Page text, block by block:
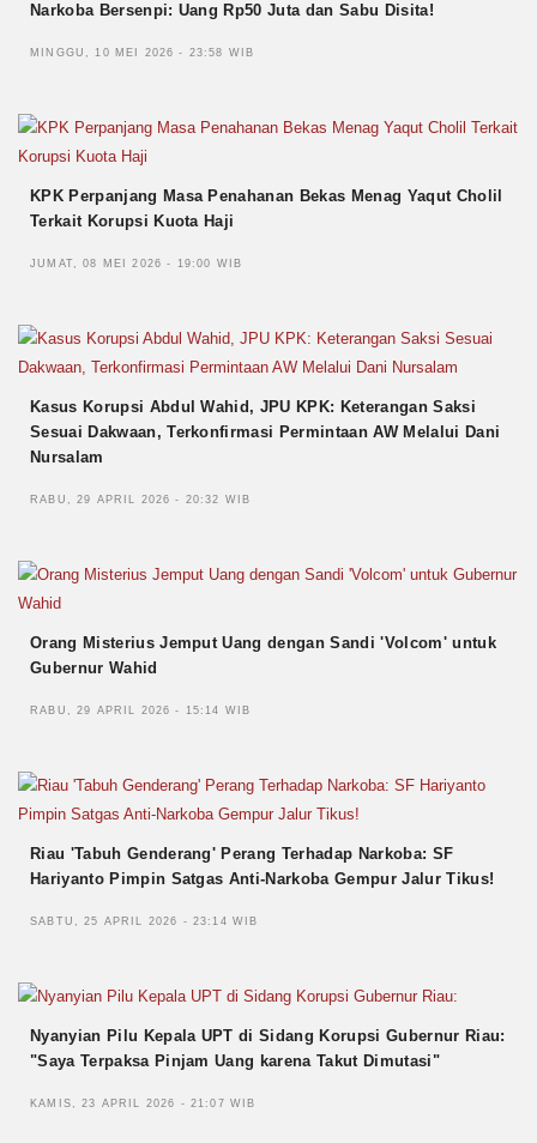
Narkoba Bersenpi: Uang Rp50 Juta dan Sabu Disita!
MINGGU, 10 MEI 2026 - 23:58 WIB
KPK Perpanjang Masa Penahanan Bekas Menag Yaqut Cholil
Terkait Korupsi Kuota Haji
JUMAT, 08 MEI 2026 - 19:00 WIB
Kasus Korupsi Abdul Wahid, JPU KPK: Keterangan Saksi
Sesuai Dakwaan, Terkonfirmasi Permintaan AW Melalui Dani
Nursalam
RABU, 29 APRIL 2026 - 20:32 WIB
Orang Misterius Jemput Uang dengan Sandi 'Volcom' untuk
Gubernur Wahid
RABU, 29 APRIL 2026 - 15:14 WIB
Riau 'Tabuh Genderang' Perang Terhadap Narkoba: SF
Hariyanto Pimpin Satgas Anti-Narkoba Gempur Jalur Tikus!
SABTU, 25 APRIL 2026 - 23:14 WIB
Nyanyian Pilu Kepala UPT di Sidang Korupsi Gubernur Riau:
"Saya Terpaksa Pinjam Uang karena Takut Dimutasi"
KAMIS, 23 APRIL 2026 - 21:07 WIB